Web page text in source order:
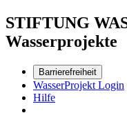
STIFTUNG
Wasserprojekte
Barrierefreiheit
WasserProjekt Login
Hilfe